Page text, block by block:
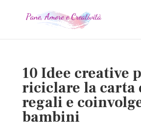
10 Idee creative
riciclare la carta
regali e
bambini